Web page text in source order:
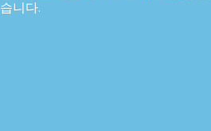
습니다.